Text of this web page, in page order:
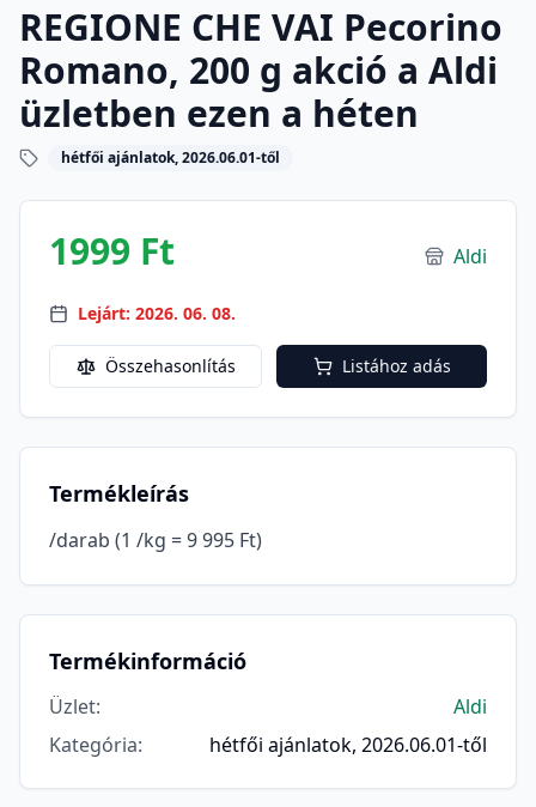
REGIONE CHE VAI Pecorino
Romano, 200 g akció a Aldi
üzletben ezen a héten
hétfői ajánlatok, 2026.06.01-től
1999 Ft Aldi
Lejárt: 2026. 06. 08.
Összehasonlítás Listához adás
Termékleírás
/darab (1 /kg = 9 995 Ft)
Termékinformáció
Üzlet:
Aldi
Kategória: hétfői ajánlatok, 2026.06.01-től